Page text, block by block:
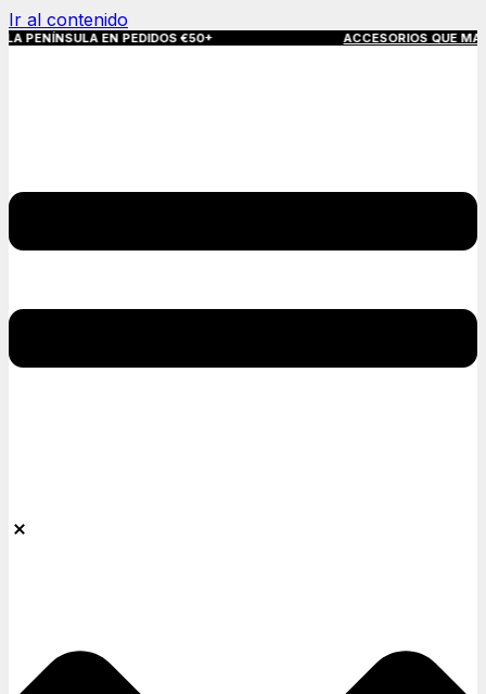
Ir al contenido
EN PEDIDOS €50+ ACCESORIOS QUE MARCAN LA